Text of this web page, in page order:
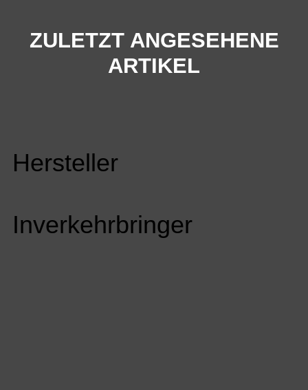
ZULETZT ANGESEHENE
ARTIKEL
Hersteller
Inverkehrbringer